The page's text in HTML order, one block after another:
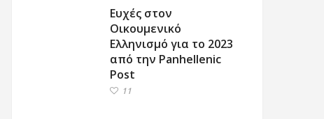
Ευχές στον
Οικουμενικό
Ελληνισμό για το 2023
από την Panhellenic
Post
11